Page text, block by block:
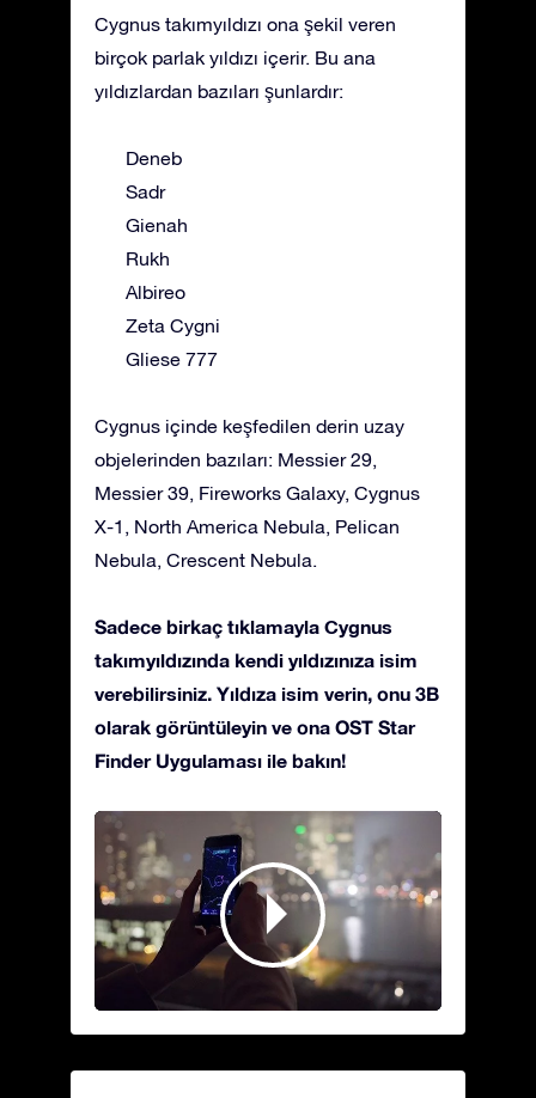
Cygnus takımyıldızı ona şekil veren
birçok parlak yıldızı içerir. Bu ana
yıldızlardan bazıları şunlardır:
Deneb
Sadr
Gienah
Rukh
Albireo
Zeta Cygni
Gliese 777
Cygnus içinde keşfedilen derin uzay
objelerinden bazıları: Messier 29,
Messier 39, Fireworks Galaxy, Cygnus
X-1, North America Nebula, Pelican
Nebula, Crescent Nebula.
Sadece birkaç tıklamayla Cygnus
takımyıldızında kendi yıldızınıza isim
verebilirsiniz. Yıldıza isim verin, onu 3B
olarak görüntüleyin ve ona OST Star
Finder Uygulaması ile bakın!